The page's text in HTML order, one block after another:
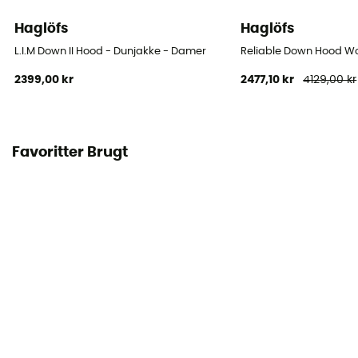
Haglöfs
L.I.M Down II Hood - Dunjakke - Damer
2399,00 kr
Haglöfs
Reliable Down Hood
2477,10 kr 4129,00 kr
Favoritter Brugt